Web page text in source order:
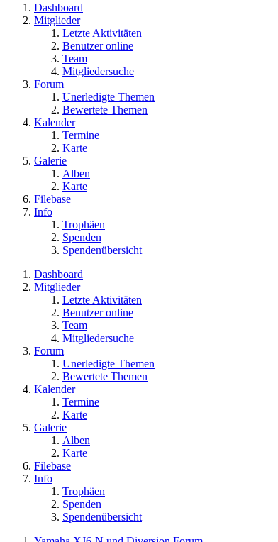
Dashboard
Mitglieder
Letzte Aktivitäten
Benutzer online
Team
Mitgliedersuche
Forum
Unerledigte Themen
Bewertete Themen
Kalender
Termine
Karte
Galerie
Alben
Karte
Filebase
Info
Trophäen
Spenden
Spendenübersicht
Dashboard
Mitglieder
Letzte Aktivitäten
Benutzer online
Team
Mitgliedersuche
Forum
Unerledigte Themen
Bewertete Themen
Kalender
Termine
Karte
Galerie
Alben
Karte
Filebase
Info
Trophäen
Spenden
Spendenübersicht